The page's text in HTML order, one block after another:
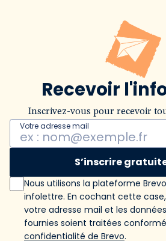
Recevoir
Inscrivez-vous pour recevoir
Votre adresse mail
S’inscrire
Nous utilisons la plateforme
infolettre. En cochant cette
votre adresse mail et les
fournies soient traitées
confidentialité de Brevo.